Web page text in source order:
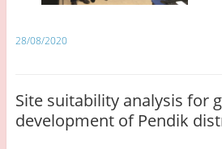
28/08/2020
Site suitability analysis for
development of Pendik